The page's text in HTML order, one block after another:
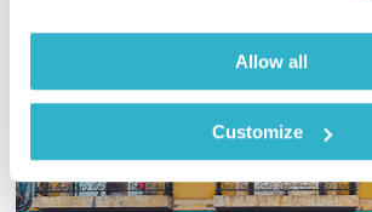
Allow all
Customize